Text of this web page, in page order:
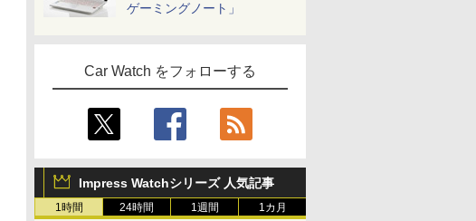
ゲーミングノート」
Car Watch をフォローする
Impress Watchシリーズ 人気記事
1時間 24時間 1週間 1カ月